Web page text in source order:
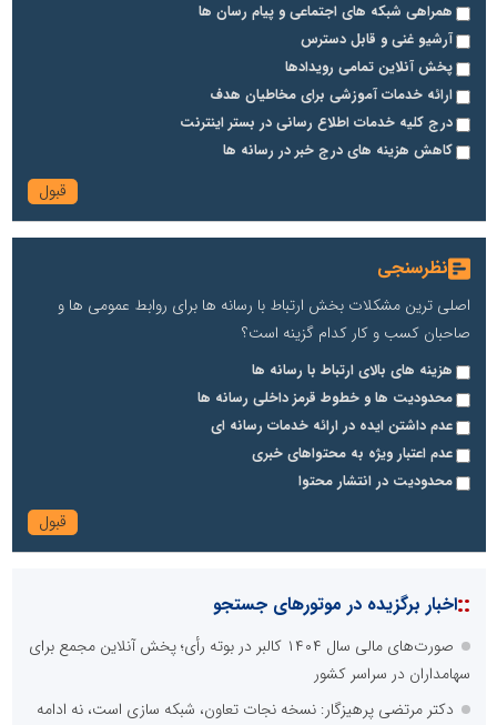
همراهی شبکه های اجتماعی و پیام رسان ها
آرشیو غنی و قابل دسترس
پخش آنلاین تمامی رویدادها
ارائه خدمات آموزشی برای مخاطیان هدف
درج کلیه خدمات اطلاع رسانی در بستر اینترنت
کاهش هزینه های درج خبر در رسانه ها
نظرسنجی
اصلی ترین مشکلات بخش ارتباط با رسانه ها برای روابط عمومی ها و
صاحبان کسب و کار کدام گزینه است؟
هزینه های بالای ارتباط با رسانه ها
محدودیت ها و خطوط قرمز داخلی رسانه ها
عدم داشتن ایده در ارائه خدمات رسانه ای
عدم اعتبار ویژه به محتواهای خبری
محدودیت در انتشار محتوا
::اخبار برگزیده در موتورهای جستجو
صورت‌های مالی سال ۱۴۰۴ کالبر در بوته رأی؛ پخش آنلاین مجمع برای
سهامداران در سراسر کشور
دکتر مرتضی پرهیزگار: نسخه نجات تعاون، شبکه سازی است، نه ادامه